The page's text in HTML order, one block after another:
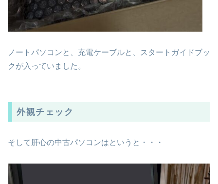
ノートパソコンと、充電ケーブルと、スタートガイドブッ
クが入っていました。
外観チェック
そして肝心の中古パソコンはというと・・・